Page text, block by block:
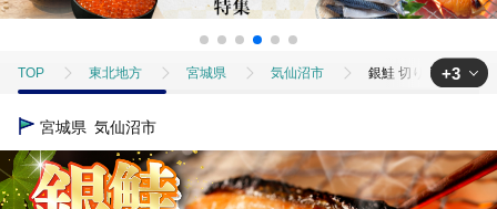
TOP 東北地方 宮城県 気仙沼市 銀鮭 切り身 2kg う
TOP
TOP 魚介類 鮮魚 銀鮭 切り身 2kg うす塩 バラ 冷凍 [かわ
TOP 魚介類 鮮魚 ほかの鮮魚 銀鮭 切り身 2kg うす
+3
宮城県 気仙沼市